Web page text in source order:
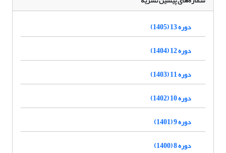
دوره 13 (1405)
دوره 12 (1404)
دوره 11 (1403)
دوره 10 (1402)
دوره 9 (1401)
دوره 8 (1400)